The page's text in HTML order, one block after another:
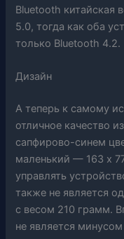
Bluetooth китайская
5.0, тогда как оба
только Bluetooth 4.2.
Дизайн
А теперь к самому
отличное качество
сапфирово-синем
маленький — 163 х
управлять
также не является
с весом 210 грамм.
не является